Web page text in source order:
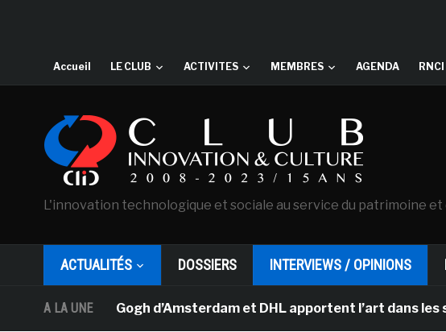
Accueil LE CLUB ACTIVITES MEMBRES AGENDA RNCI
L'innovation technologique et sociale au service du patrimoine et
ACTUALITÉS DOSSIERS INTERVIEWS / OPINIONS
A LA UNE
Van Gogh d’Amsterdam et DHL apportent l’art dans les salles